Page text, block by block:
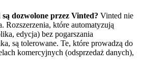
dozwolone przez Vinted? Vinted nie
Rozszerzenia, które automatyzują
edycja) bez pogarszania
są tolerowane. Te, które prowadzą do
komercyjnych (odsprzedaż danych),